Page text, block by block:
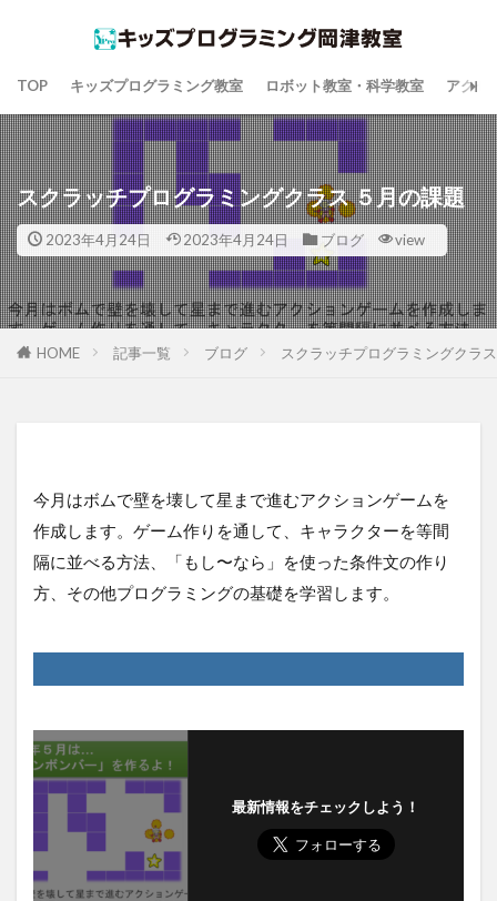
TOP キッズプログラミング教室 ロボット教室・科学教室 アクセ
スクラッチプログラミングクラス ５月の課題
2023年4月24日 2023年4月24日 ブログ view
HOME 記事一覧 ブログ スクラッチプログラミングクラ
今月はボムで壁を壊して星まで進むアクションゲームを
作成します。ゲーム作りを通して、キャラクターを等間
隔に並べる方法、「もし〜なら」を使った条件文の作り
方、その他プログラミングの基礎を学習します。
最新情報をチェックしよう！